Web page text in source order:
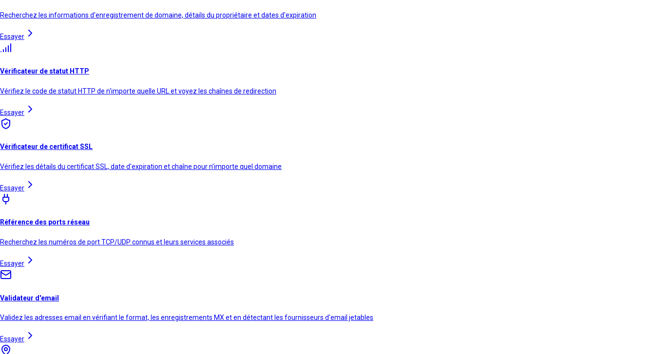
Recherchez les informations d'enregistrement de domaine, détails du propriétaire et dates d'expiration
Essayer
Vérificateur de statut HTTP
Vérifiez le code de statut HTTP de n'importe quelle URL et voyez les chaînes de redirection
Essayer
Vérificateur de certificat SSL
Vérifiez les détails du certificat SSL, date d'expiration et chaîne pour n'importe quel domaine
Essayer
Référence des ports réseau
Recherchez les numéros de port TCP/UDP connus et leurs services associés
Essayer
Validateur d'email
Validez les adresses email en vérifiant le format, les enregistrements MX et en détectant les fournisseurs d'email jetables
Essayer